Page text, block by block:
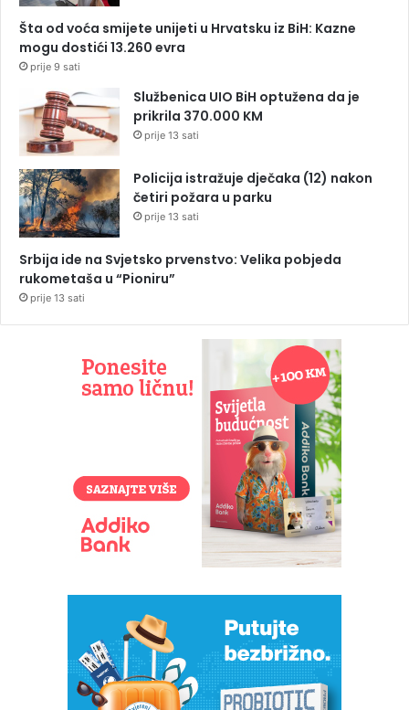
Šta od voća smijete unijeti u Hrvatsku iz BiH: Kazne
mogu dostići 13.260 evra
prije 9 sati
Službenica UIO BiH optužena da je
prikrila 370.000 KM
prije 13 sati
Policija istražuje dječaka (12) nakon
četiri požara u parku
prije 13 sati
Srbija ide na Svjetsko prvenstvo: Velika pobjeda
rukometaša u “Pioniru”
prije 13 sati